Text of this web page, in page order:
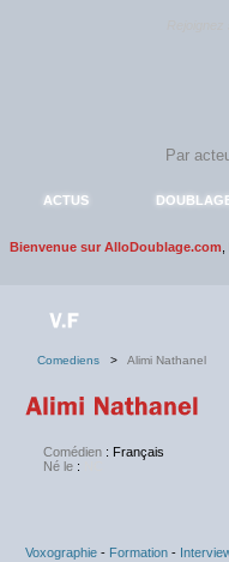
ACTUS
Bienvenue sur AlloDoublage.com
Comediens > Alimi Nathanel
Comédien : Français
Né le :
Voxographie - Formation -